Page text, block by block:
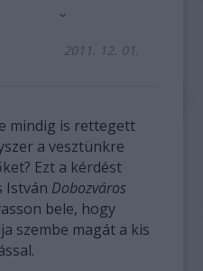
2011. 12. 01.
mindig is rettegett
a vesztünkre
Ezt a kérdést
István Dobozváros
bele, hogy
szembe magát a kis